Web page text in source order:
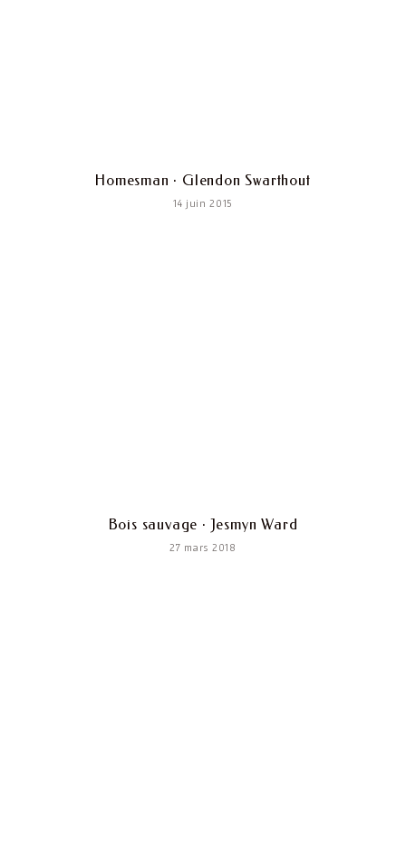
Homesman · Glendon Swarthout
14 juin 2015
Bois sauvage · Jesmyn Ward
27 mars 2018